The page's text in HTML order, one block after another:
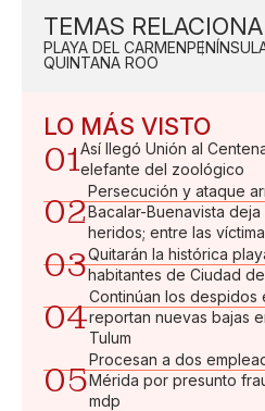
TEMAS
PLAYA DEL CARMEN
QUINTANA ROO
LO MÁS VISTO
01Así llegó Unión al
elefante del zoológico
02
Persecución y ataque
Bacalar-Buenavista
heridos; entre las
03Quitarán la histórica
habitantes de Ciudad
04
Continúan los despidos
reportan nuevas bajas
Tulum
05
Procesan a dos
Mérida por presunto
mdp